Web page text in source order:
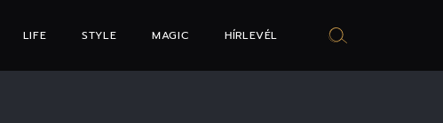
LIFE STYLE MAGIC HÍRLEVÉL